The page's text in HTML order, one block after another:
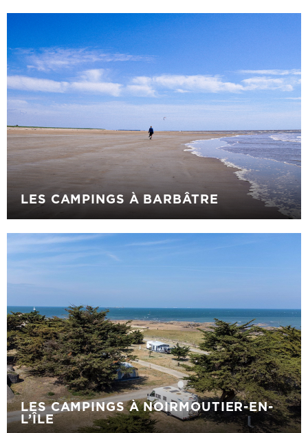
LES CAMPINGS À BARBÂTRE
LES CAMPINGS À NOIRMOUTIER-EN-
L’ÎLE